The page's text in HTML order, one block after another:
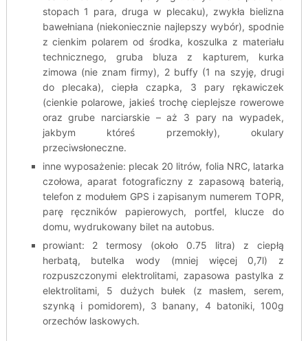
stopach 1 para, druga w plecaku), zwykła bielizna
bawełniana (niekoniecznie najlepszy wybór), spodnie
z cienkim polarem od środka, koszulka z materiału
technicznego, gruba bluza z kapturem, kurka
zimowa (nie znam firmy), 2 buffy (1 na szyję, drugi
do plecaka), ciepła czapka, 3 pary rękawiczek
(cienkie polarowe, jakieś trochę cieplejsze rowerowe
oraz grube narciarskie – aż 3 pary na wypadek,
jakbym któreś przemokły), okulary
przeciwsłoneczne.
inne wyposażenie: plecak 20 litrów, folia NRC, latarka
czołowa, aparat fotograficzny z zapasową baterią,
telefon z modułem GPS i zapisanym numerem TOPR,
parę ręczników papierowych, portfel, klucze do
domu, wydrukowany bilet na autobus.
prowiant: 2 termosy (około 0.75 litra) z ciepłą
herbatą, butelka wody (mniej więcej 0,7l) z
rozpuszczonymi elektrolitami, zapasowa pastylka z
elektrolitami, 5 dużych bułek (z masłem, serem,
szynką i pomidorem), 3 banany, 4 batoniki, 100g
orzechów laskowych.